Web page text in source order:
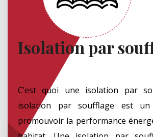
Isolation par
C’est quoi une isolation par
isolation par soufflage est un
promouvoir la performance